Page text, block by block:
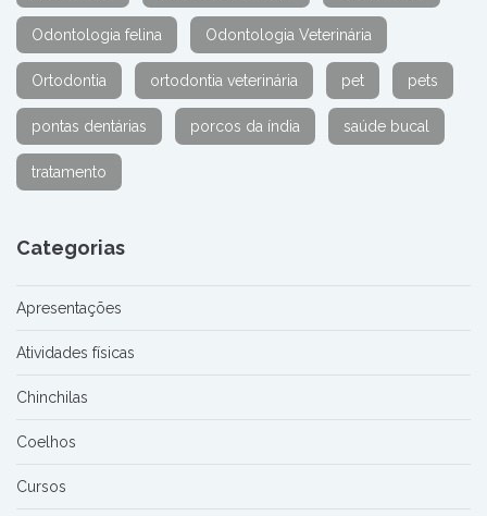
Odontologia felina Odontologia Veterinária
Ortodontia ortodontia veterinária pet pets
pontas dentárias porcos da índia saúde bucal
tratamento
Categorias
Apresentações
Atividades físicas
Chinchilas
Coelhos
Cursos